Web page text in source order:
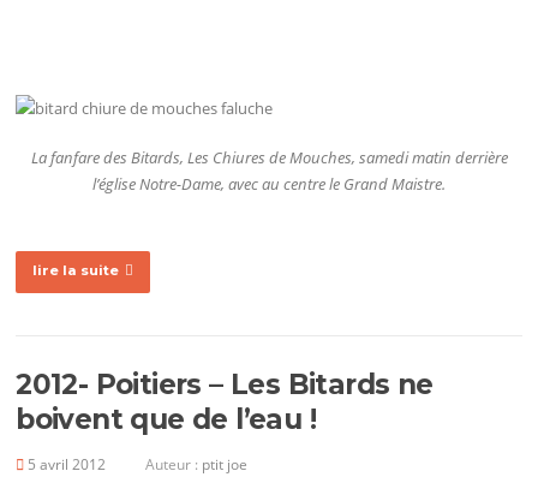
La fanfare des Bitards, Les Chiures de Mouches, samedi matin derrière
l’église Notre-Dame, avec au centre le Grand Maistre.
lire la suite
2012- Poitiers – Les Bitards ne
boivent que de l’eau !
5 avril 2012 Auteur : ptit joe